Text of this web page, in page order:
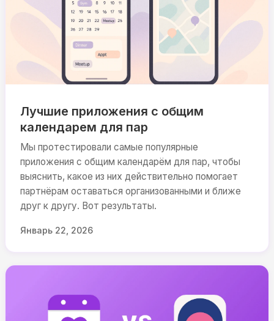
Лучшие приложения с общим
календарем для пар
Мы протестировали самые популярные
приложения с общим календарём для пар, чтобы
выяснить, какое из них действительно помогает
партнёрам оставаться организованными и ближе
друг к другу. Вот результаты.
Январь 22, 2026